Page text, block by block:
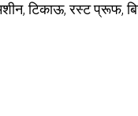
टिकाऊ, रस्ट प्रूफ,